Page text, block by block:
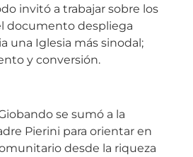
invitó a trabajar sobre los
documento despliega
una Iglesia más sinodal;
y conversión.
se sumó a la
Pierini para orientar en
desde la riqueza